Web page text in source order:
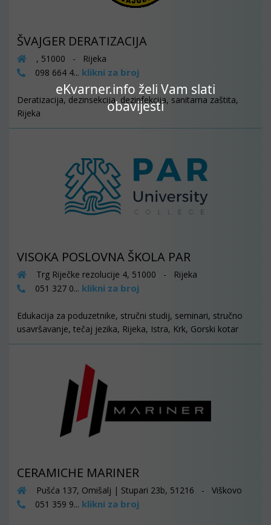
eKvarner.info želi Vam slati
obavijesti
ŠVAJGER DERATIZACIJA
, 51000 - Rijeka
098 664 4... klikni za broj
Deratizacija, dezinsekcija, dezinfekcija, sanitarna zaštita,
Rijeka
VISOKA POSLOVNA ŠKOLA PAR
Trg Riječke rezolucije 4, 51000 - Rijeka
051 327 0... klikni za broj
Edukacija za poduzetnike, stručni studij, seminari, stručno
usavršavanje, tečaj jezika, Rijeka, Istra, Krk, Gorski kotar
CERAMICHE MARINER
Pušća 137, Omišalj | Stupari 23b, 51216 - Viškovo
051 359 9... klikni za broj